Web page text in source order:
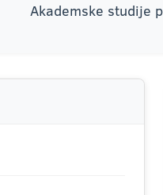
Akademske studije